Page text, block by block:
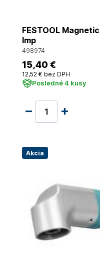
FESTOOL
Imp
498974
15,40 €
12,52 € bez DPH
Posledné 4 kusy
Akcia